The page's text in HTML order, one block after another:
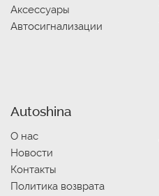
Аксессуары
Автосигнализации
Autoshina
О нас
Новости
Контакты
Политика возврата